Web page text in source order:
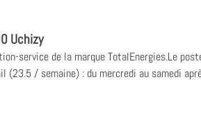
Uchizy
service de la marque TotalEnergies.Le
(23.5 / semaine) : du mercredi au samedi